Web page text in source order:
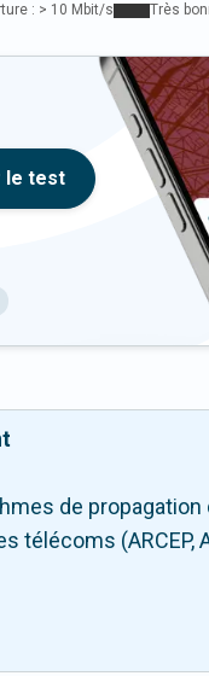
: > 10 Mbit/s Très
le test
de propagation
télécoms (ARCEP,